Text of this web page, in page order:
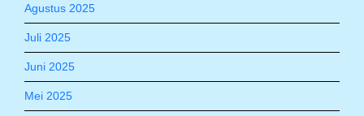
Agustus 2025
Juli 2025
Juni 2025
Mei 2025